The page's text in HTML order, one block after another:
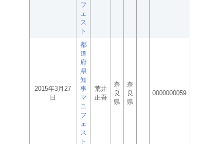
フ
ェ
ス
ト
2015年3月27
日
都
道
府
県
知
事
マ
ニ
フ
ェ
ス
ト
荒井
正吾
奈
良
県
奈
良
県
0000000059